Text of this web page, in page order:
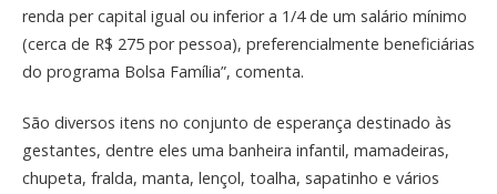
renda per capital igual ou inferior a 1/4 de um salário mínimo
(cerca de R$ 275 por pessoa), preferencialmente beneficiárias
do programa Bolsa Família”, comenta.
São diversos itens no conjunto de esperança destinado às
gestantes, dentre eles uma banheira infantil, mamadeiras,
chupeta, fralda, manta, lençol, toalha, sapatinho e vários